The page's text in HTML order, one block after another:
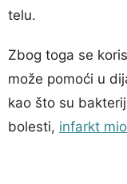
telu.
Zbog toga se
može pomoći u
kao što su
bolesti, infarkt